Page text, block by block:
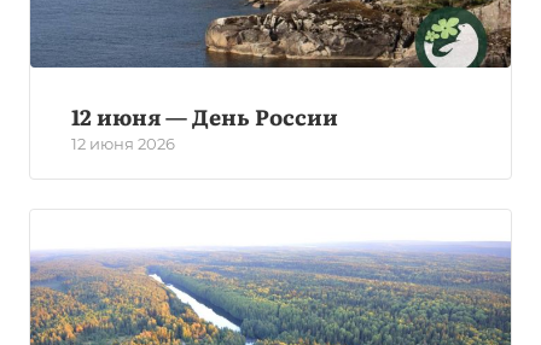
12 июня — День России
12 июня 2026